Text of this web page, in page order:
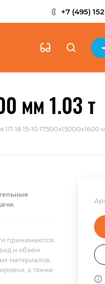
+7 (495)
мм 1.03 т
18.15-10 17500x15000x1600
принимаются
и объём
материалов,
а также